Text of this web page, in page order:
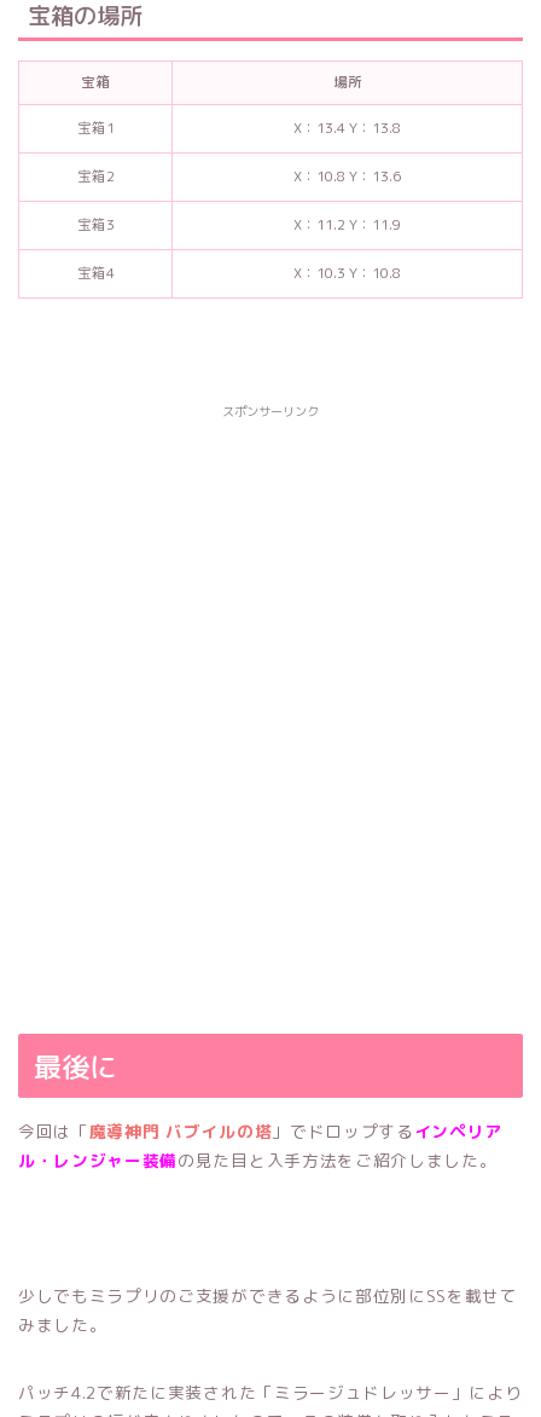
宝箱の場所
宝箱 場所
宝箱1 X：13.4 Y：13.8
宝箱2 X：10.8 Y：13.6
宝箱3 X：11.2 Y：11.9
宝箱4 X：10.3 Y：10.8
スポンサーリンク
最後に
今回は「魔導神門 バブイルの塔 」でドロップするインペリア
ル・レンジャー装備の見た目と入手方法をご紹介しました。
少しでもミラプリのご支援ができるように部位別にSSを載せて
みました。
パッチ4.2で新たに実装された「ミラージュドレッサー」により